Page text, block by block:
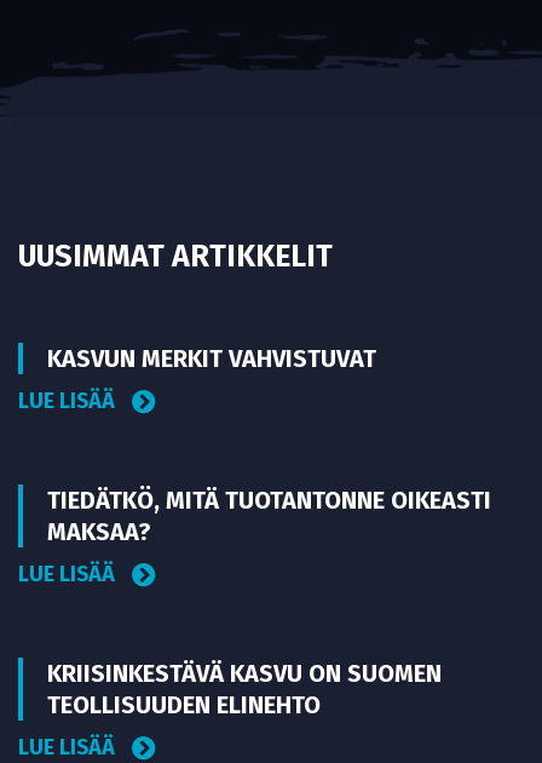
UUSIMMAT ARTIKKELIT
KASVUN MERKIT VAHVISTUVAT
LUE LISÄÄ
TIEDÄTKÖ, MITÄ TUOTANTONNE OIKEASTI
MAKSAA?
LUE LISÄÄ
KRIISINKESTÄVÄ KASVU ON SUOMEN
TEOLLISUUDEN ELINEHTO
LUE LISÄÄ